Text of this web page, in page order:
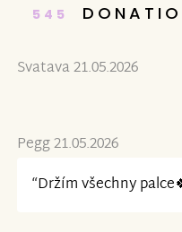
545
Svatava 21.05.2026
Pegg 21.05.2026
“Držím všechny